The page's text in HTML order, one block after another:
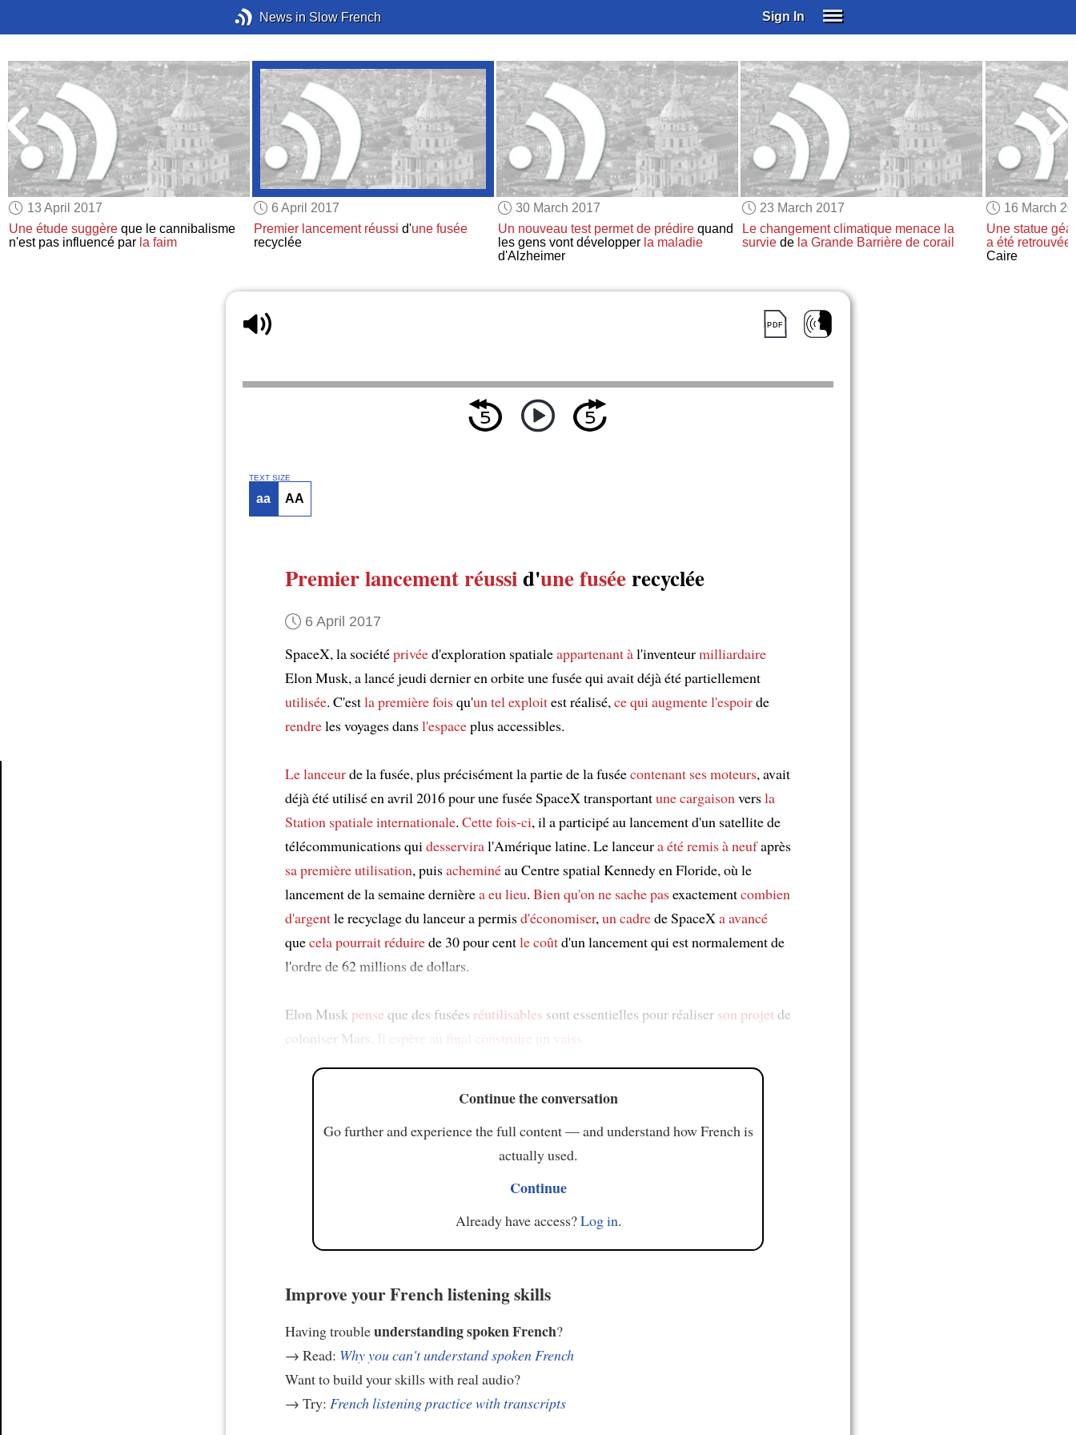
News in Slow French Sign In
SUBSCRIBE
EDUCATIONAL LICENSES
GIFT CARDS
OTHER LANGUAGES
ABOUT US
ALEXA
ADJUST COLORS
13 April 2017
Une étude suggère que le cannibalisme
n'est pas influencé par la faim
6 April 2017
Premier lancement réussi d'une fusée
recyclée
30 March 2017
Un nouveau test permet de prédirequand
les gens vont développer la maladie
d'Alzheimer
23 March 2017
Le changement climatique menace la
surviede la Grande Barrière de corail
16 March
Une statue
a été retrouvée
Caire
TEXT SIZE
aa AA
Premier lancementréussid'une fuséerecyclée
6 April 2017
SpaceX, la sociétéprivéed'exploration spatialeappartenant àl'inventeurmilliardaire
Elon Musk, a lancé jeudi dernier en orbite une fusée qui avait déjà été partiellement
utilisée. C'estla première foisqu'un tel exploitest réalisé,ce qui augmentel'espoirde
rendreles voyages dansl'espaceplus accessibles.
Le lanceurde la fusée, plus précisément la partie de la fuséecontenant ses moteurs, avait
déjà été utilisé en avril 2016 pour une fusée SpaceX transportantune cargaisonversla
Station spatiale internationale. Cette fois-ci, il a participé au lancement d'un satellite de
télécommunications quidesserviral'Amérique latine. Le lanceura été remis à neufaprès
sa première utilisation, puisacheminéau Centre spatial Kennedy en Floride, où le
lancement de la semaine dernièrea eu lieu. Bien qu'on ne sache pasexactementcombien
d'argentle recyclage du lanceur a permisd'économiser,un cadrede SpaceXa avancé
quecela pourrait réduirede 30 pour centle coûtd'un lancement qui est normalement de
l'ordre de 62 millions de dollars.
Elon Musk pense que des fusées réutilisables sont essentielles pour réaliser son projet de
coloniser Mars. Il espère au final construire un vaiss
Continue the conversation
Go further and experience the full content — and understand how French is
actually used.
Continue
Already have access?Log in.
Improve your French listening skills
Having troubleunderstanding spoken French?
→ Read: Why you can't understand spoken French
Want to build your skills with real audio?
→ Try: French listening practice with transcripts